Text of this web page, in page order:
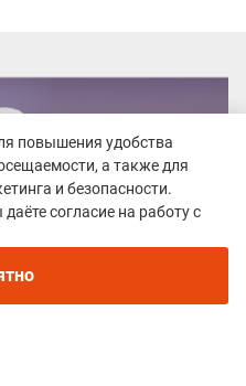
для бега зимой и
Для города и
повышения удобства
а также для
и безопасности.
согласие на работу с